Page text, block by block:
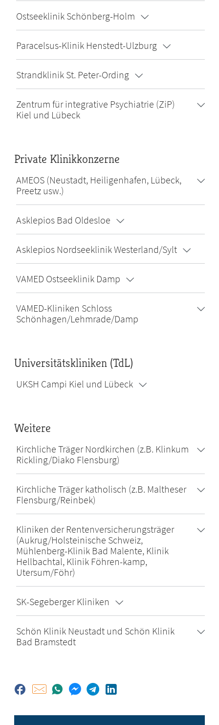
Ostseeklinik Schönberg-Holm
Paracelsus-Klinik Henstedt-Ulzburg
Strandklinik St. Peter-Ording
Zentrum für integrative Psychiatrie (ZiP)
Kiel und Lübeck
Private Klinikkonzerne
AMEOS (Neustadt, Heiligenhafen, Lübeck,
Preetz usw.)
Asklepios Bad Oldesloe
Asklepios Nordseeklinik Westerland/Sylt
VAMED Ostseeklinik Damp
VAMED-Kliniken Schloss
Schönhagen/Lehmrade/Damp
Universitätskliniken (TdL)
UKSH Campi Kiel und Lübeck
Weitere
Kirchliche Träger Nordkirchen (z.B. Klinkum
Rickling/Diako Flensburg)
Kirchliche Träger katholisch (z.B. Maltheser
Flensburg/Reinbek)
Kliniken der Rentenversicherungsträger
(Aukrug/Holsteinische Schweiz,
Mühlenberg-Klinik Bad Malente, Klinik
Hellbachtal, Klinik Föhren-kamp,
Utersum/Föhr)
SK-Segeberger Kliniken
Schön Klinik Neustadt und Schön Klinik
Bad Bramstedt